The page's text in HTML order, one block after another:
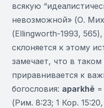
всякую
невозможной» (О.
(Ellingworth-1993,
склоняется к этому
замечает, что в таком
приравнивается к
богословия: aparkhê =
(Рим. 8:23; 1 Кор.